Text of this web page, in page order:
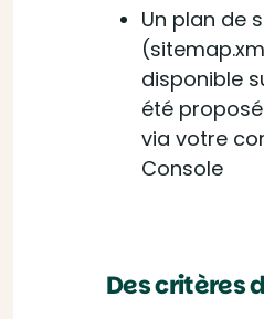
Un plan de
disponible
été
via votre
Console
Des critères